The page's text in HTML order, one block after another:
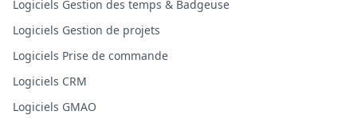
Logiciels Gestion des temps & Badgeuse
Logiciels Gestion de projets
Logiciels Prise de commande
Logiciels CRM
Logiciels GMAO